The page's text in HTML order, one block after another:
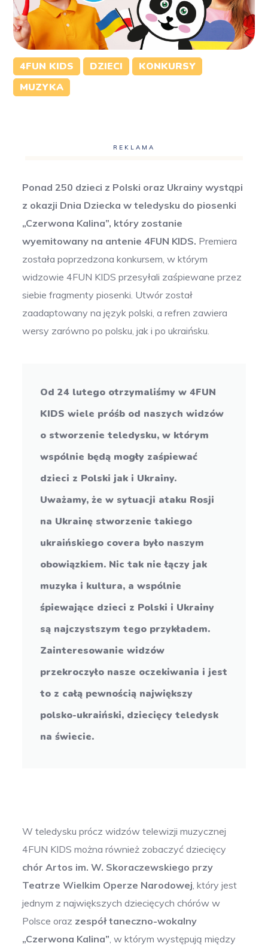
4FUN KIDS DZIECI
KONKURSY
MUZYKA
REKLAMA
Ponad 250 dzieci z Polski oraz Ukrainy wystąpi
z okazji Dnia Dziecka w teledysku do piosenki
„Czerwona Kalina”, który zostanie
wyemitowany na antenie 4FUN KIDS. Premiera
została poprzedzona konkursem, w którym
widzowie 4FUN KIDS przesyłali zaśpiewane przez
siebie fragmenty piosenki. Utwór został
zaadaptowany na język polski, a refren zawiera
wersy zarówno po polsku, jak i po ukraińsku.
Od 24 lutego otrzymaliśmy w 4FUN
KIDS wiele próśb od naszych widzów
o stworzenie teledysku, w którym
wspólnie będą mogły zaśpiewać
dzieci z Polski jak i Ukrainy.
Uważamy, że w sytuacji ataku Rosji
na Ukrainę stworzenie takiego
ukraińskiego covera było naszym
obowiązkiem. Nic tak nie łączy jak
muzyka i kultura, a wspólnie
śpiewające dzieci z Polski i Ukrainy
są najczystszym tego przykładem.
Zainteresowanie widzów
przekroczyło nasze oczekiwania i jest
to z całą pewnością największy
polsko-ukraiński, dziecięcy teledysk
na świecie.
W teledysku prócz widzów telewizji muzycznej
4FUN KIDS można również zobaczyć dziecięcy
chór Artos im. W. Skoraczewskiego przy
Teatrze Wielkim Operze Narodowej, który jest
jednym z największych dziecięcych chórów w
Polsce oraz zespół taneczno-wokalny
„Czerwona Kalina”, w którym występują między